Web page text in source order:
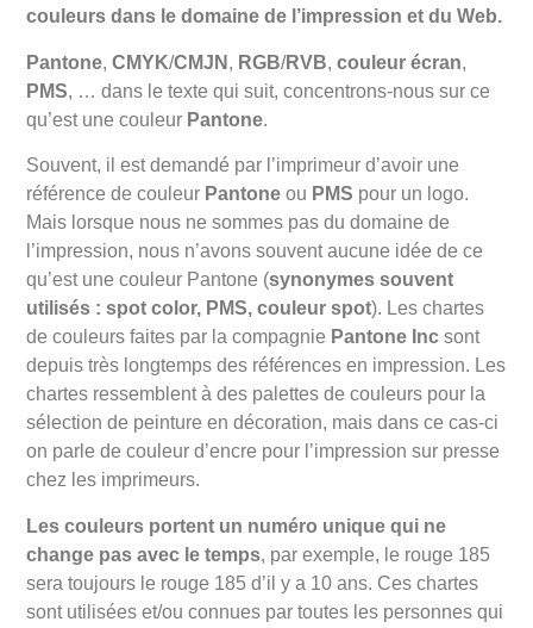
couleurs dans le domaine de l’impression et du Web.
Pantone,CMYK/CMJN , RGB/RVB,couleur écran,
PMS, … dans le texte qui suit, concentrons-nous sur ce
qu’est une couleur Pantone.
Souvent, il est demandé par l’imprimeur d’avoir une
référence de couleur Pantone ou PMS pour un logo.
Mais lorsque nous ne sommes pas du domaine de
l’impression, nous n’avons souvent aucune idée de ce
qu’est une couleur Pantone (synonymes souvent
utilisés : spot color, PMS, couleur spot). Les chartes
de couleurs faites par la compagnie Pantone Inc sont
depuis très longtemps des références en impression. Les
chartes ressemblent à des palettes de couleurs pour la
sélection de peinture en décoration, mais dans ce cas-ci
on parle de couleur d’encre pour l’impression sur presse
chez les imprimeurs.
Les couleurs portent un numéro unique qui ne
change pas avec le temps, par exemple, le rouge 185
sera toujours le rouge 185 d’il y a 10 ans. Ces chartes
sont utilisées et/ou connues par toutes les personnes qui